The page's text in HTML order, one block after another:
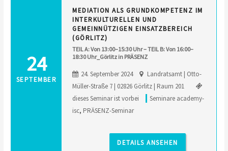
24
SEPTEMBER
MEDIATION ALS GRUNDKOMPETENZ IM
INTERKULTURELLEN UND
GEMEINNÜTZIGEN EINSATZBEREICH
(GÖRLITZ)
TEIL A: Von 13:00–15:30 Uhr – TEIL B: Von 16:00–
18:30 Uhr_Görlitz in PRÄSENZ
24. September 2024
Landratsamt | Otto-
Müller-Straße 7 | 02826 Görlitz | Raum 201
dieses Seminar ist vorbei
Seminare academy-
isc, PRÄSENZ-Seminar
DETAILS ANSEHEN